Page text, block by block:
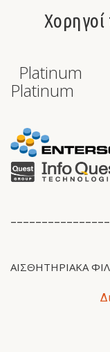
Χορηγοί
ΑΙΣΘΗΤΗΡΙΑΚΆ